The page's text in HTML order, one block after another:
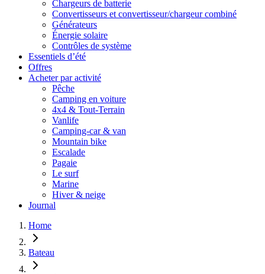
Chargeurs de batterie
Convertisseurs et convertisseur/chargeur combiné
Générateurs
Énergie solaire
Contrôles de système
Essentiels d’été
Offres
Acheter par activité
Pêche
Camping en voiture
4x4 & Tout-Terrain
Vanlife
Camping-car & van
Mountain bike
Escalade
Pagaie
Le surf
Marine
Hiver & neige
Journal
Home
Bateau